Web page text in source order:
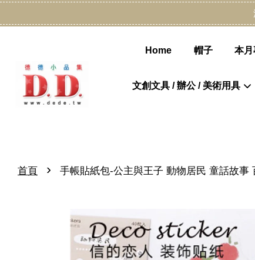
Home 帽子 本
文創文具 / 辦公 / 美術用具
首頁 › 手帳貼紙包-公主與王子 動物居民 童話故事